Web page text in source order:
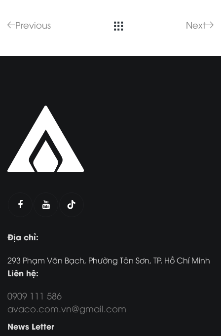
Previous Next
Địa chỉ:
293 Phạm Văn Bạch, Phường Tân Sơn, TP. Hồ Chí Minh
Liên hệ:
0909 111 586
avaco.com.vn@gmail.com
News Letter